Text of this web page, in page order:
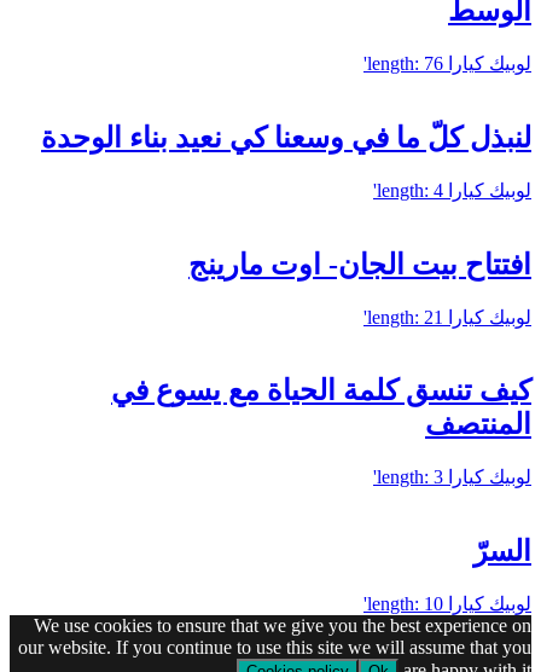
الوسط
لوبيك كيارا length: 76'
لنبذل كلّ ما في وسعنا كي نعيد بناء الوحدة
لوبيك كيارا length: 4'
افتتاح بيت الجان- اوت مارينج
لوبيك كيارا length: 21'
كيف تنسق كلمة الحياة مع يسوع في
المنتصف
لوبيك كيارا length: 3'
السرّ
لوبيك كيارا
length: 10'
We use cookies to ensure that we give you the best experience on
our website. If you continue to use this site we will assume that you